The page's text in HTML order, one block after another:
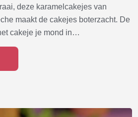
deze karamelcakejes van
maakt de cakejes boterzacht. De
cakeje je mond in…